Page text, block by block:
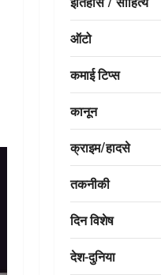
ऑटो
कमाई टिप्स
कानून
क्राइम/हादसे
तकनीकी
दिन विशेष
देश-दुनिया